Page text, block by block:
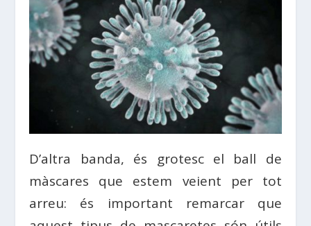
D’altra banda, és grotesc el ball de
màscares que estem veient per tot
arreu: és important remarcar que